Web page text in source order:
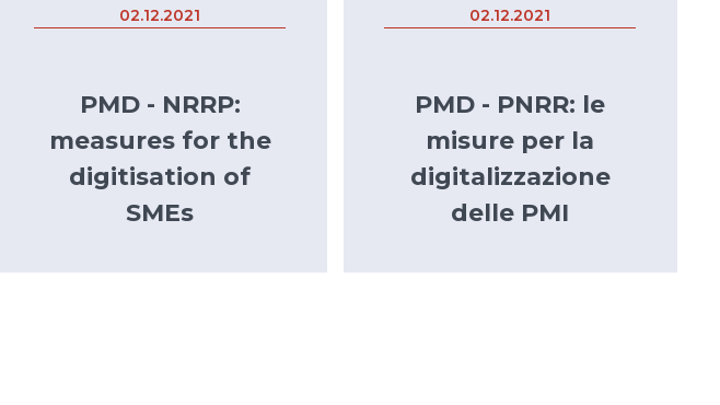
02.12.2021
PMD - NRRP:
measures for the
digitisation of
SMEs
02.12.2021
PMD - PNRR: le
misure per la
digitalizzazione
delle PMI